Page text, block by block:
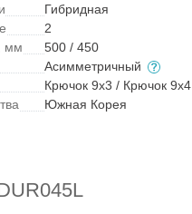
Гибридная
2
мм
500 / 450
Асимметричный
Крючок 9x3 / Крючок 9x4
Южная Корея